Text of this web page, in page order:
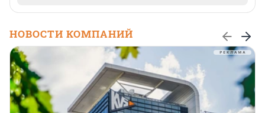
НОВОСТИ КОМПАНИЙ